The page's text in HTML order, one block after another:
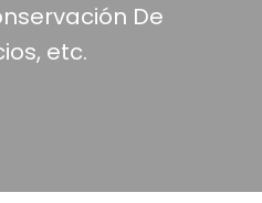
De
etc.